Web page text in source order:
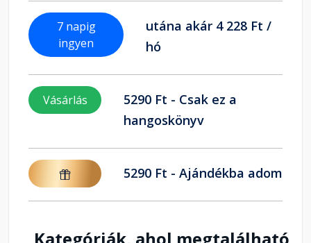
7 napig
ingyen
utána akár 4 228 Ft /
hó
Vásárlás
5290 Ft - Csak ez a
hangoskönyv
5290 Ft - Ajándékba adom
Kategóriák, ahol megtalálható